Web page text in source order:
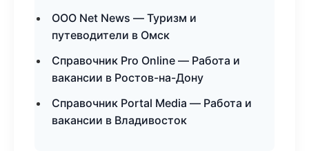
ООО Net News — Туризм и
путеводители в Омск
Справочник Pro Online — Работа и
вакансии в Ростов-на-Дону
Справочник Portal Media — Работа и
вакансии в Владивосток